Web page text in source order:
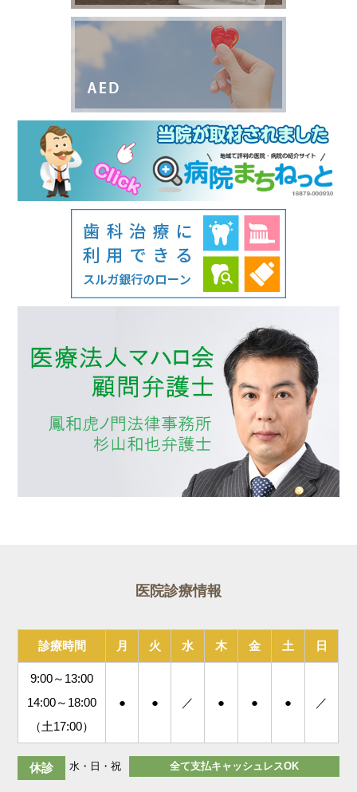
医院診療情報
診療時間 月 火 水 木 金 土 日
9:00～13:00
14:00～18:00
（土17:00）
● ● ／ ● ● ● ／
休診 水・日・祝 全て支払キャッシュレスOK